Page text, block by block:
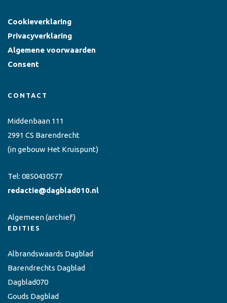
Cookieverklaring
Privacyverklaring
Algemene voorwaarden
Consent
CONTACT
Middenbaan 111
2991 CS Barendrecht
(in gebouw Het Kruispunt)
Tel: 0850430577
redactie@dagblad010.nl
Algemeen(archief)
EDITIES
Albrandswaards Dagblad
Barendrechts Dagblad
Dagblad070
Gouds Dagblad